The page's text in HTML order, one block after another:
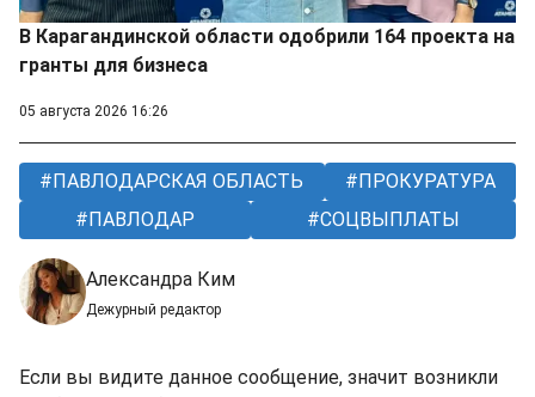
В Карагандинской области одобрили 164 проекта на
гранты для бизнеса
05 августа 2026 16:26
ПАВЛОДАРСКАЯ ОБЛАСТЬ
ПРОКУРАТУРА
ПАВЛОДАР
СОЦВЫПЛАТЫ
Александра Ким
Дежурный редактор
Если вы видите данное сообщение, значит возникли